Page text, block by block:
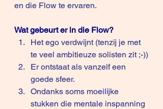
en die Flow te ervaren.
Wat gebeurt er in die Flow?
Het ego verdwijnt (tenzij je met
te veel ambitieuze solisten zit ;-))
Er ontstaat als vanzelf een
goede sfeer.
Ondanks soms moeilijke
stukken die mentale inspanning